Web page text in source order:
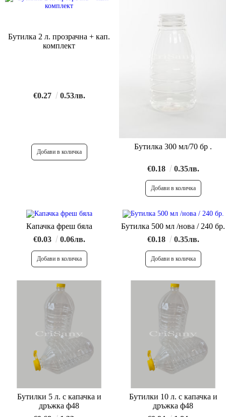
Бутилка 2 л. прозрачна + кап.
комплект
€0.27 0.53лв.
Бутилка 300 мл/70 бр .
€0.18 0.35лв.
Капачка фреш бяла
€0.03
0.06лв.
Бутилка 500 мл /нова / 240 бр.
€0.18
0.35лв.
Бутилки 5 л. с капачка и
дръжка ф48
Бутилки 10 л. с капачка и
дръжка ф48